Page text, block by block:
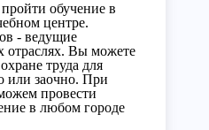
обучение в
центре.
- ведущие
отраслях. Вы можете
труда для
или заочно. При
провести
в любом городе